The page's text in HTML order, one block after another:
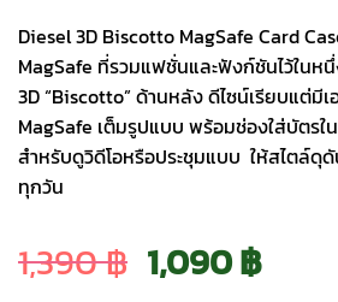
Diesel 3D Biscotto MagSafe Card
MagSafe ที่รวมแฟชั่นและฟังก์ชันไว้ในหนึ่
3D “Biscotto” ด้านหลัง ดีไซน์เรียบแต่มี
MagSafe เต็มรูปแบบ พร้อมช่องใส่บัตรใ
สำหรับดูวิดีโอหรือประชุมแบบ ให้สไตล์ดุดั
ทุกวัน
1,390฿ Original
1,090฿